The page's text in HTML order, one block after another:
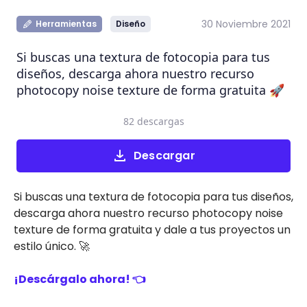
Herramientas Diseño 30 Noviembre 2021
Si buscas una textura de fotocopia para tus
diseños, descarga ahora nuestro recurso
photocopy noise texture de forma gratuita 🚀
Descargar
82 descargas
Si buscas una textura de fotocopia para tus diseños,
descarga ahora nuestro recurso photocopy noise
texture de forma gratuita y dale a tus proyectos un
estilo único. 🚀
¡Descárgalo ahora! 👈